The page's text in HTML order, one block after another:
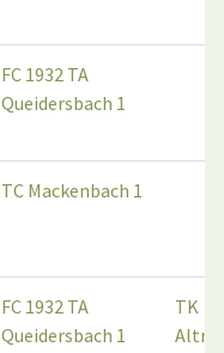
FC 1932 TA
Queidersbach 1
TC Mackenbach 1
FC 1932 TA
Queidersbach 1
TK
Altrip